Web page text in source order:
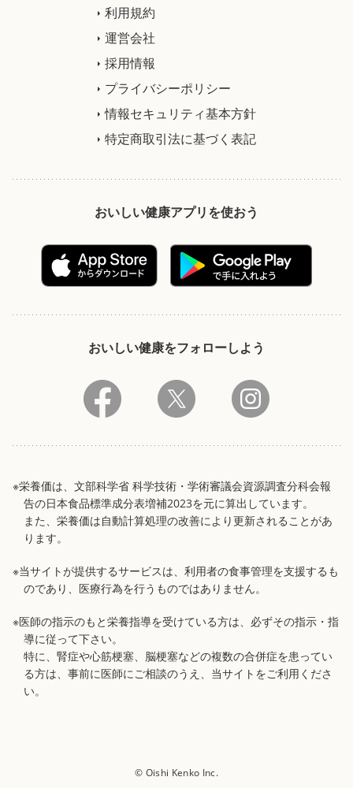
利用規約
運営会社
採用情報
プライバシーポリシー
情報セキュリティ基本方針
特定商取引法に基づく表記
おいしい健康アプリを使おう
おいしい健康をフォローしよう
※栄養価は、文部科学省 科学技術・学術審議会資源調査分科会報
告の日本食品標準成分表増補2023を元に算出しています。
また、栄養価は自動計算処理の改善により更新されることがあ
ります。
※当サイトが提供するサービスは、利用者の食事管理を支援するも
のであり、医療行為を行うものではありません。
※医師の指示のもと栄養指導を受けている方は、必ずその指示・指
導に従って下さい。
特に、腎症や心筋梗塞、脳梗塞などの複数の合併症を患ってい
る方は、事前に医師にご相談のうえ、当サイトをご利用くださ
い。
© Oishi Kenko Inc.